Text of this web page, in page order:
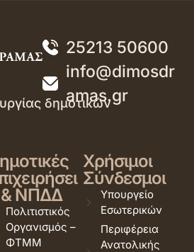
25213 50600
info@dimosdr
amas.gr
δημοτικών
& ΝΠΔΔ
Πολιτιστικός
Οργανισμός –
ΦΤΜΜ
Χρήσιμοι
Σύνδεσμοι
Υπουργείο
Εσωτερικών
Περιφέρεια
Ανατολικής